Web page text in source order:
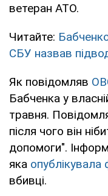
ветеран АТО.
Читайте:
СБУ назвав
Як повідомляв
Бабченка у
травня.
після чого він
допомоги".
яка
вбивці.